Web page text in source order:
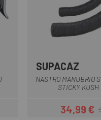
SUPACAZ
NASTRO MANUBRIO
STICKY KUSH
34,99 €